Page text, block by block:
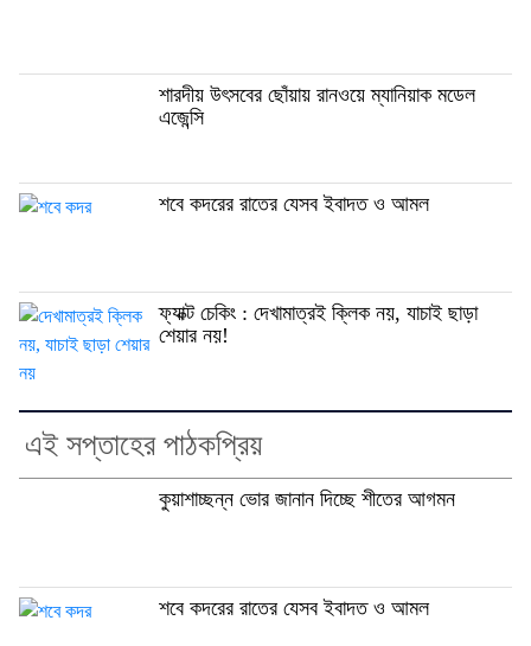
শারদীয় উৎসবের ছোঁয়ায় রানওয়ে ম্যানিয়াক মডেল
এজেন্সি
শবে কদরের রাতের যেসব ইবাদত ও আমল
ফ্যাক্ট চেকিং : দেখামাত্রই ক্লিক নয়, যাচাই ছাড়া
শেয়ার নয়!
এই সপ্তাহের পাঠকপ্রিয়
কুয়াশাচ্ছন্ন ভোর জানান দিচ্ছে শীতের আগমন
শবে কদরের রাতের যেসব ইবাদত ও আমল